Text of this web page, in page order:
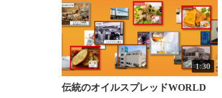
1:30
伝統のオイルスプレッドWORLD